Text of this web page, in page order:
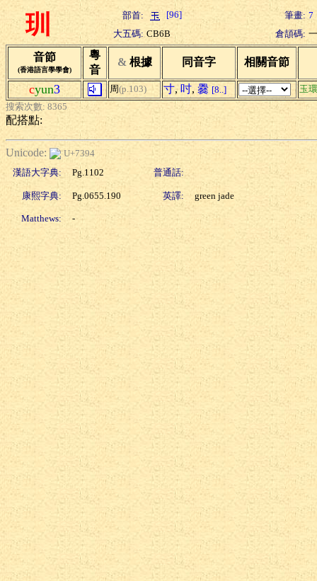
玔 部首: [96] 筆畫: 7
大五碼: CB6B 倉頡碼:
音節
(香港語言學學會)
粵
音
& 根據 同音字 相關音節
cyun3 周(p.103) 寸, 吋, 爨 [8..]
玉環
搜索次數: 8365
配搭點:
Unicode:
U+7394
漢語大字典:
Pg.1102 普通話:
康熙字典: Pg.0655.190 英譯: green jade
Matthews: -